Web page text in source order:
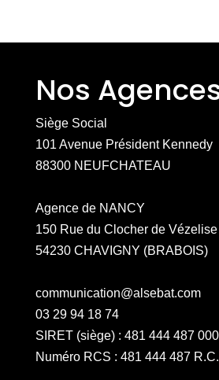
Nos
Siège Social
101 Avenue Président Kennedy
88300 NEUFCHATEAU
Agence de NANCY
150 Rue du Clocher de Vézelise
54230 CHAVIGNY (BRABOIS)
communication@alsebat.com
03 29 94 18 74
SIRET (siège) : 481 444 487
Numéro RCS : 481 444 487